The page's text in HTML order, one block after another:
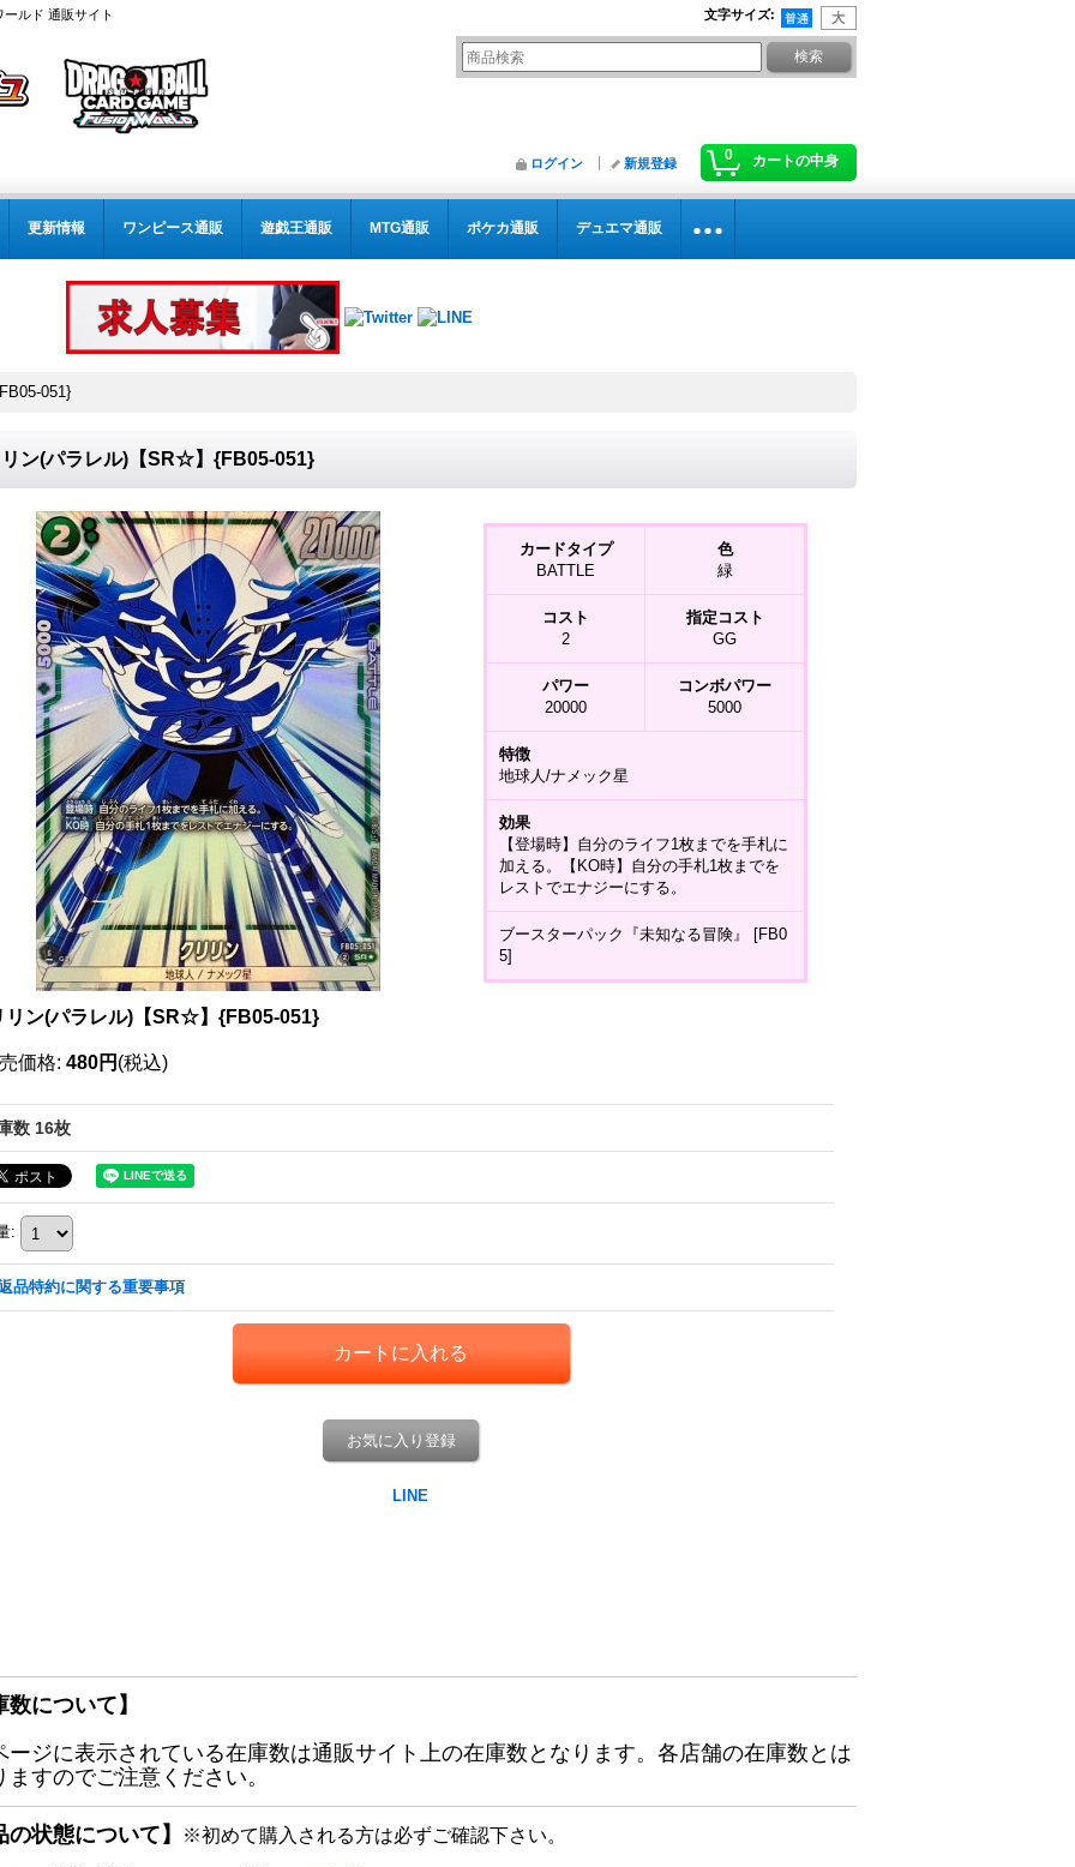
ルド 通販サイト 文字サイズ:
0 カートの中身
ログイン 新規登録
更新情報 ワンピース通販 遊戯王通販 MTG通販 ポケカ通販 デュエマ通販
051}
ン(パラレル)【SR☆】{FB05-051}
カードタイプ
BATTLE
色
緑
コスト
2
指定コスト
GG
パワー
20000
コンボパワー
5000
特徴
地球人/ナメック星
効果
【登場時】自分のライフ1枚までを手札に
加える。【KO時】自分の手札1枚までを
レストでエナジーにする。
ブースターパック『未知なる冒険』 [FB0
5]
リン(パラレル)【SR☆】{FB05-051}
価格: 480円 (税込)
数 16枚
:
品特約に関する重要事項
お気に入り登録
数について】
ージに表示されている在庫数は通販サイト上の在庫数となります。各店舗の在庫数とは
ますのでご注意ください。
の状態について】 ※初めて購入される方は必ずご確認下さい。